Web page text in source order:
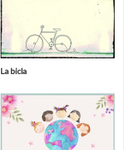
La bicla